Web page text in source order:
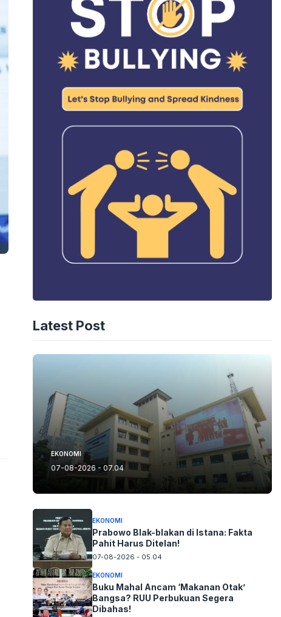
Latest Post
EKONOMI
07-08-2026 - 07.04
EKONOMI
Prabowo Blak-blakan di Istana: Fakta
Pahit Harus Ditelan!
07-08-2026 - 05.04
EKONOMI
Buku Mahal Ancam ‘Makanan Otak’
Bangsa? RUU Perbukuan Segera
Dibahas!